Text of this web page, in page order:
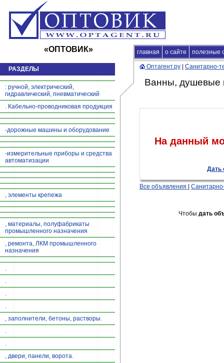
главная о сайте полезные
«ОПТОВИК» Главная|продажа
РАЗДЕЛЫ
: ручной, электрический,
гидравлический, пневматический
. Кабельно-проводниковая продукция
-дорожные машины и оборудование
-измерительные приборы и средства
автоматизации
, элементы крепежа
, материалы, полуфабрикаты
промышленного назначения
, ремонта, ЛКМ промышленного
назначения
.
.
.
.
, заполнители, бетоны, растворы.
.
.
, двери, панели, ворота.
Оптагент.ру Санитарно-
Ванны, душевые
На данный
Дать
Все объявления
Чтобы дать